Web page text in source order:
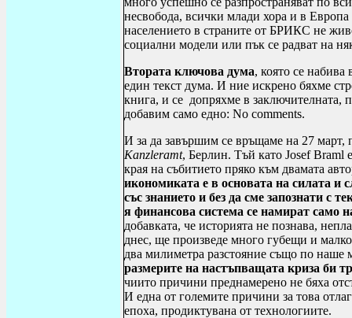
несвобода, всички млади хора и в
населението в страните от БРИКС не
социални модели или пък се радват на
Втората ключова дума, която се
един текст дума. И ние искрено бяхме
книга, и се допряхме в заключителната,
добавим само едно: No comments.
И за да завършим се връщаме на 27 март,
Kanzleramt, Берлин. Тъй като Josef Braml
края на събитието пряко към двамата
икономиката е в основата на силата и
със знанието и без да сме запознати с
я финансова система се намират само
добавката, че историята не познава,
днес, ще произведе много губещи и
два милиметра разстояние също по
размерите на настъпващата криза би
чиито причини преднамерено не бяха
И една от големите причини за това
епоха, продиктувана от технологиите.